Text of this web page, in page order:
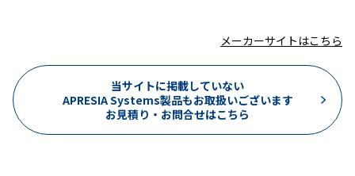
メーカーサイトはこちら
当サイトに掲載していない
APRESIA Systems製品もお取扱いございます
お見積り・お問合せはこちら